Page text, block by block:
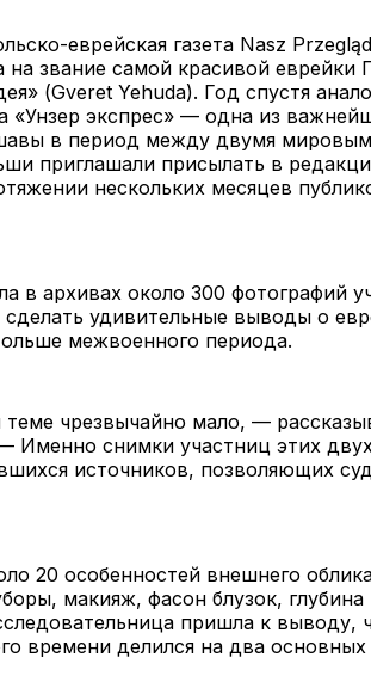
еврейская газета Nasz
на звание самой красивой
(Gveret Yehuda). Год спустя
«Унзер экспрес» — одна из
в период между двумя
приглашали присылать в
нескольких месяцев
в архивах около 300 фотографий
удивительные выводы о
межвоенного периода.
чрезвычайно мало, —
Именно снимки участниц этих
источников, позволяющих
20 особенностей внешнего
макияж, фасон блузок,
пришла к выводу,
времени делился на два основных